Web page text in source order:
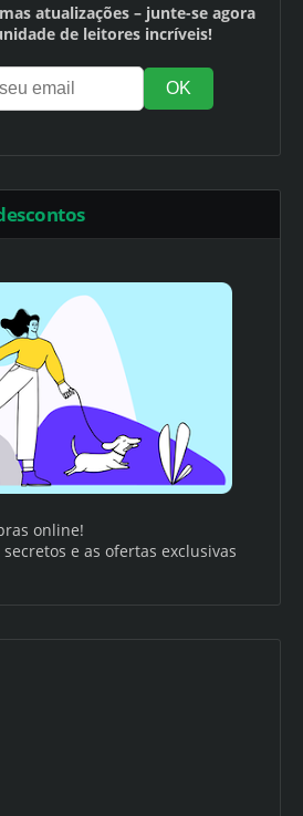
atualizações – junte-se agora
de leitores incríveis!
online!
e as ofertas exclusivas